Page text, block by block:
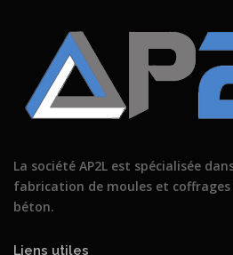
La société AP2L est spécialisée
fabrication de moules et coffrages
béton.
Liens utiles